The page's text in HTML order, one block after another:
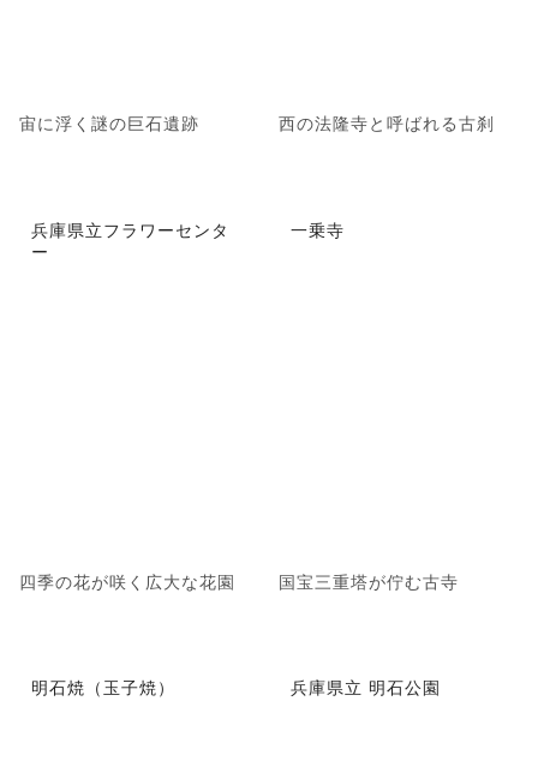
宙に浮く謎の巨石遺跡 西の法隆寺と呼ばれる古刹
兵庫県立フラワーセンタ
ー
四季の花が咲く広大な花園
一乗寺
国宝三重塔が佇む古寺
明石焼（玉子焼） 兵庫県立 明石公園